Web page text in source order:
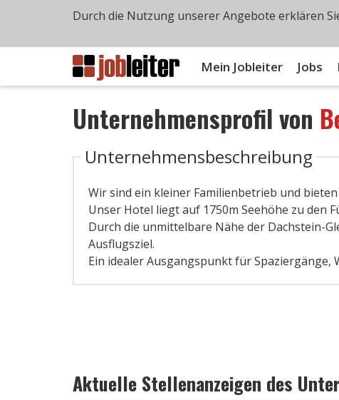
Mein Jobleiter Jobs
Unternehmensprofil von
Unternehmensbeschreibung
Wir sind ein kleiner Familienbetrieb und
Unser Hotel liegt auf 1750m Seehöhe zu den
Durch die unmittelbare Nähe der Dachstein-
Ausflugsziel.
Ein idealer Ausgangspunkt für
Aktuelle Stellenanzeigen des
Durch die Nutzung unserer Angebote erklären